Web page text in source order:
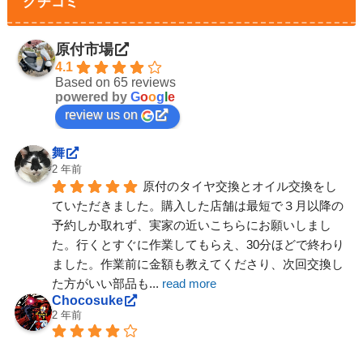
原付市場
4.1
Based on 65 reviews
powered by Goog e
review us on
舞
2 年前
原付のタイヤ交換とオイル交換をし
ていただきました。購入した店舗は最短で３月以降の
予約しか取れず、実家の近いこちらにお願いしまし
た。行くとすぐに作業してもらえ、30分ほどで終わり
ました。作業前に金額も教えてくださり、次回交換し
た方がいい部品も... read more
Chocosuke
2 年前